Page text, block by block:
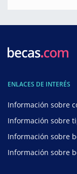
ENLACES DE INTERÉS
Información sobre
Información sobre
Información sobre
Información sobre